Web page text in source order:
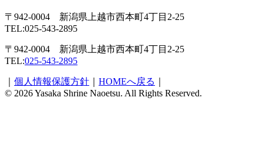
〒942-0004 新潟県上越市西本町4丁目2-25
TEL:025-543-2895
〒942-0004 新潟県上越市西本町4丁目2-25
TEL:025-543-2895
個人情報保護方針 HOMEへ戻る
© 2026 Yasaka Shrine Naoetsu. All Rights Reserved.